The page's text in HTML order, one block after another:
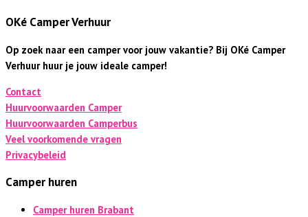
OKé Camper Verhuur
Op zoek naar een camper voor jouw vakantie? Bij OKé Camper
Verhuur huur je jouw ideale camper!
Contact
Huurvoorwaarden Camper
Huurvoorwaarden Camperbus
Veel voorkomende vragen
Privacybeleid
Camper huren
Camper huren Brabant